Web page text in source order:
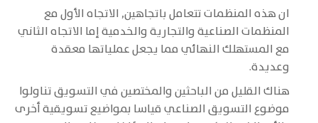
ان هذه المنظمات تتعامل باتجاهين, الاتجاه الأول مع
المنظمات الصناعية والتجارية والخدمية إما الاتجاه الثاني
مع المستهلك النهائي مما يجعل عملياتها معقدة
وعديدة.
هناك القليل من الباحثين والمختصين في التسويق تناولوا
موضوع التسويق الصناعي قياسا بمواضيع تسويقية أخرى